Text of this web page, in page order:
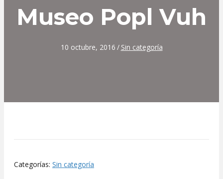
Museo Popl Vuh
10 octubre, 2016 / Sin categoría
Categorías: Sin categoría